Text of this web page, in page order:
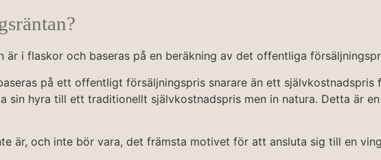
är i flaskor och baseras på en beräkning av det offentliga
på ett offentligt försäljningspris snarare än ett
sin hyra till ett traditionellt självkostnadspris men in natura. Detta är
är, och inte bör vara, det främsta motivet för att ansluta sig till en